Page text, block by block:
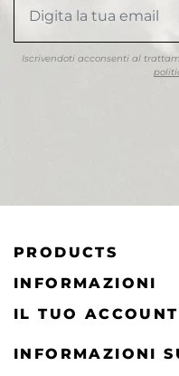
Iscrivendoti acconsenti al
PRODUCTS
INFORMAZIONI
IL TUO ACCOUNT
INFORMAZIONI